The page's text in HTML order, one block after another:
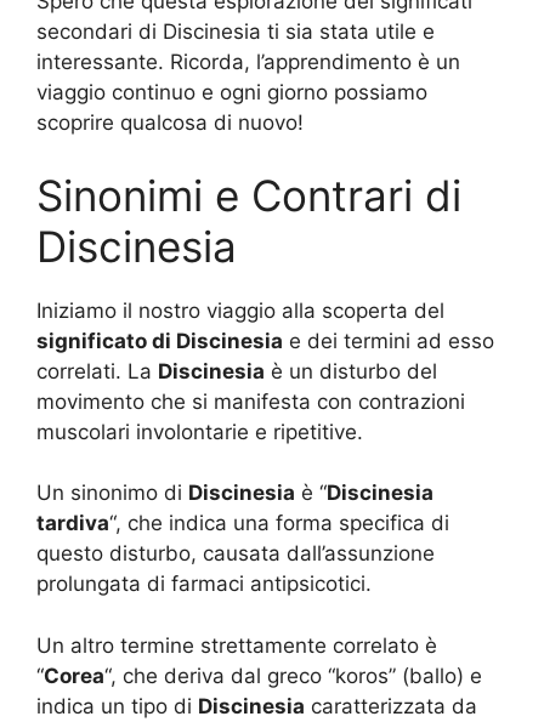
secondari di Discinesia ti sia stata utile e
interessante. Ricorda, l’apprendimento è un
viaggio continuo e ogni giorno possiamo
scoprire qualcosa di nuovo!
Sinonimi e Contrari di
Discinesia
Iniziamo il nostro viaggio alla scoperta del
significato di Discinesia e dei termini ad esso
correlati. La Discinesia è un disturbo del
movimento che si manifesta con contrazioni
muscolari involontarie e ripetitive.
Un sinonimo di Discinesia è “Discinesia
tardiva“, che indica una forma specifica di
questo disturbo, causata dall’assunzione
prolungata di farmaci antipsicotici.
Un altro termine strettamente correlato è
“Corea“, che deriva dal greco “koros” (ballo) e
indica un tipo di Discinesia caratterizzata da